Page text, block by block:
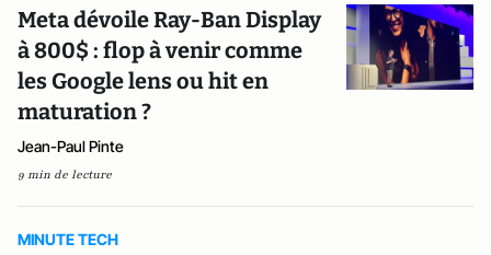
Meta dévoile Ray-Ban Display
à 800$ : flop à venir comme
les Google lens ou hit en
maturation ?
Jean-Paul Pinte
9 min de lecture
MINUTE TECH